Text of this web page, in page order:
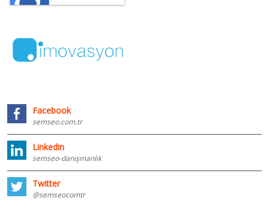
Facebook
semseo.com.tr
Linkedin
semseo-danışmanlık
Twitter
@semseocomtr